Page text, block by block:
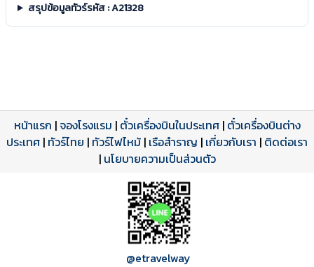
สรุปข้อมูลทัวร์รหัส : A21328
โปรแกรมทัวร์
ดาวน์โหลด PDF
รีวิวลูกค้าจริง
รีวิวจาก eTravelWay
เปิดหน้าเต็ม
ใบอนุญาตนำเที่ยว
เลขที่ 11/11450
เปิดหน้าเต็ม
หน้าแรก |จองโรงแรม | ตั๋วเครื่องบินในประเทศ| ตั๋วเครื่องบินต่าง
ประเทศ | ทัวร์ไทย | ทัวร์ไฟไหม้ | เรือสำราญ | เกี่ยวกับเรา | ติดต่อเรา
| นโยบายความเป็นส่วนตัว
@etravelway